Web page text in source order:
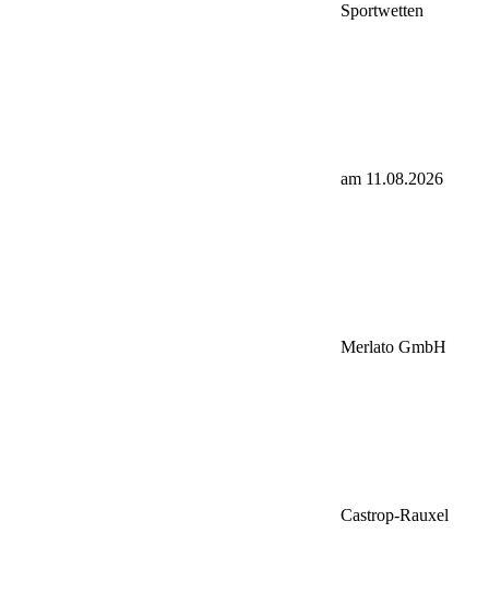
Sportwetten
am 11.08.2026
Merlato GmbH
Castrop-Rauxel